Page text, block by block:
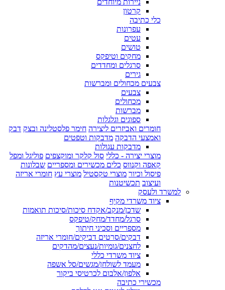
ניירות מיוחדים
קרטון
כלי כתיבה
עפרונות
עטים
טושים
מחקים וטיפקס
סרגלים ומחדדים
גירים
צבעים מכחולים ומברשות
צבעים
מכחולים
מברשות
ספוגים וגלגלות
חומרים ואביזרים ליצירה חימר פלסטלינה ובצק דבק
ואמצעי הדבקה מדבקות וטפטים
מדבקות עגולות
מוצרי יצירה - כללי סול קלקר ומוקצפים פוליגל ומפל
קאפה וקנווס כלים מכשירים ומספריים שבלונות
פיסול וכיור מוצרי טקסטיל מוצרי עץ חומרי אריזה
ועיצוב תכשיטנות
למשרד ולעסק
ציוד משרדי מקיף
שדכן/מנקב/אקדח סיכות/סיכות תואמות
סרגל/מחדד/מחק/טיפקס
מספריים וסכיני חיתוך
דבקים/סרטים דביקים/חומרי אריזה
לחצנים/גומיות/נעצים/מהדקים
ציוד משרדי כללי
מעמד לשולחן/מגשים/סל אשפה
אלפון/אלבום לכרטיסי ביקור
מכשירי כתיבה